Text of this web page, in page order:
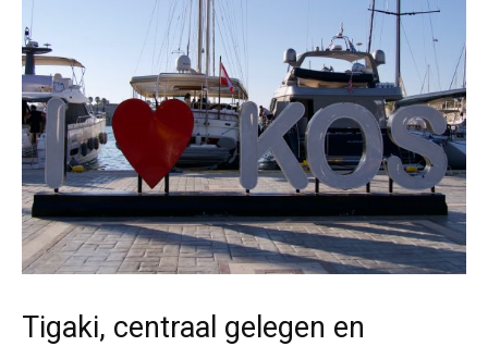
Tigaki, centraal gelegen en